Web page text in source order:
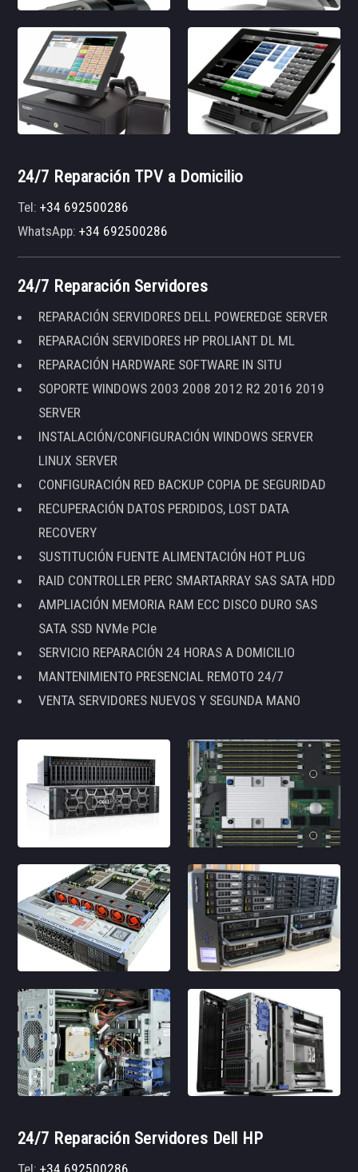
24/7 Reparación TPV a Domicilio
Tel:+34 692500286
WhatsApp:+34 692500286
24/7 Reparación Servidores
REPARACIÓN SERVIDORES DELL POWEREDGE SERVER
REPARACIÓN SERVIDORES HP PROLIANT DL ML
REPARACIÓN HARDWARE SOFTWARE IN SITU
SOPORTE WINDOWS 2003 2008 2012 R2 2016 2019
SERVER
INSTALACIÓN/CONFIGURACIÓN WINDOWS SERVER
LINUX SERVER
CONFIGURACIÓN RED BACKUP COPIA DE SEGURIDAD
RECUPERACIÓN DATOS PERDIDOS, LOST DATA
RECOVERY
SUSTITUCIÓN FUENTE ALIMENTACIÓN HOT PLUG
RAID CONTROLLER PERC SMARTARRAY SAS SATA HDD
AMPLIACIÓN MEMORIA RAM ECC DISCO DURO SAS
SATA SSD NVMe PCIe
SERVICIO REPARACIÓN 24 HORAS A DOMICILIO
MANTENIMIENTO PRESENCIAL REMOTO 24/7
VENTA SERVIDORES NUEVOS Y SEGUNDA MANO
24/7 Reparación Servidores Dell HP
Tel:+34 692500286